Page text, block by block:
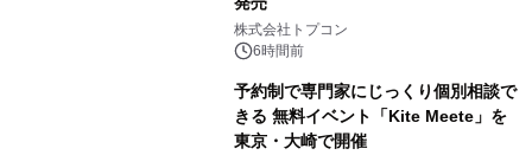
株式会社トプコン
6時間前
予約制で専門家にじっくり個別相談で
きる 無料イベント「Kite Meete」を
東京・大崎で開催